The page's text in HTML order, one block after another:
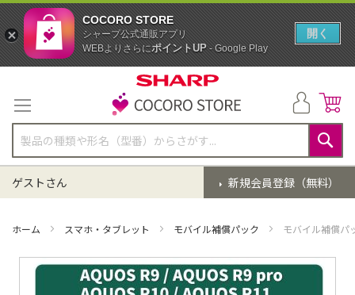
テ
ン
ツ
に
ス
キ
ッ
検
索
新規会員登録（無料）
ゲストさん
ホーム スマホ・タブレット モバイル補償パック モバイル補償パ
COCORO STORE
シャープ公式通販アプリ
WEBよりさらにポイントUP- Google Play
開く